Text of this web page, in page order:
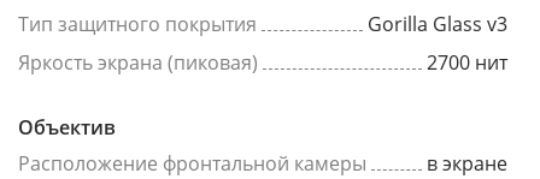
Тип защитного покрытия
Gorilla Glass v3
Яркость экрана (пиковая)
2700 нит
Объектив
Расположение фронтальной камеры
в экране